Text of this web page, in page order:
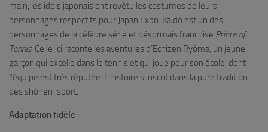
main, les idols japonais ont revêtu les costumes de leurs
personnages respectifs pour Japan Expo. Kaidô est un des
personnages de la célèbre série et désormais franchise Prince of
Tennis. Celle-ci raconte les aventures d’Echizen Ryôma, un jeune
garçon qui excelle dans le tennis et qui joue pour son école, dont
l’équipe est très réputée. L’histoire s’inscrit dans la pure tradition
des shônen-sport.
Adaptation fidèle